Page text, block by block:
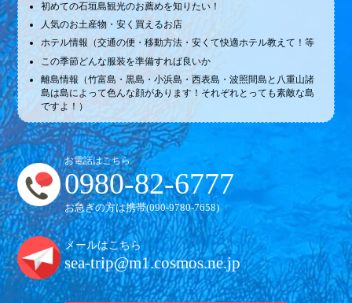
初めての石垣島観光のお薦めを知りたい！
人気のお土産物・安く買えるお店
ホテル情報（交通の便・移動方法・安くて快適ホテル教えて！等
この季節どんな服装を準備すれば良いか
離島情報（竹富島・黒島・小浜島・西表島・波照間島と八重山諸
島は島によって色んな顔があります！それぞれとっても素敵な島
ですよ！）
お電話はこちら
0980-82-6777
お急ぎの方は携帯(090-9780-7658)
メールはこちら
sea-trip@m1.cosmos.ne.jp